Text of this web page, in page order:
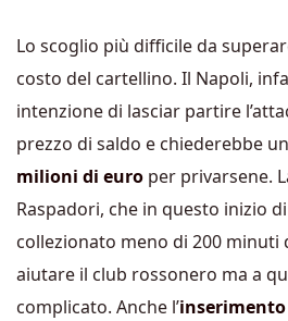
Lo scoglio più difficile da
costo del cartellino. Il Napoli,
intenzione di lasciar partire
prezzo di saldo e chiederebbe
milioni di euro per privarsene.
Raspadori, che in questo inizio
collezionato meno di 200 minuti
aiutare il club rossonero ma a
complicato. Anche l’